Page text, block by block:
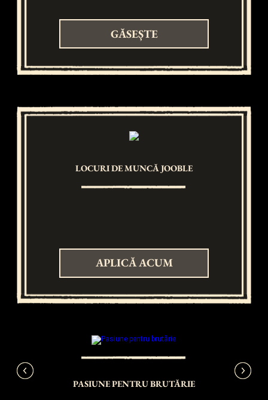
GĂSEȘTE
LOCURI DE MUNCĂ JOOBLE
APLICĂ ACUM
PASIUNE PENTRU BRUTĂRIE